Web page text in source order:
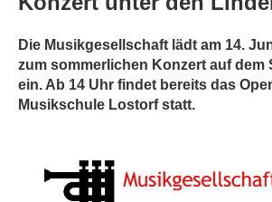
Die Musikgesellschaft lädt am 14.
zum sommerlichen Konzert auf dem
ein. Ab 14 Uhr findet bereits das
Musikschule Lostorf statt.